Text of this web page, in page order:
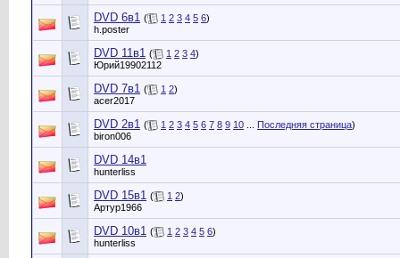
DVD 6в1 ( 1 2 3 4 5 6)
h.poster
DVD 11в1 ( 1 2 3 4)
Юрий19902112
DVD 7в1 ( 1 2)
acer2017
DVD 2в1 ( 1 2 3 4 5 6 7 8 9 10 Последняя страница)
biron006
DVD 14в1
hunterliss
DVD 15в1 ( 1 2)
Артур1966
DVD 10в1 ( 1 2 3 4 5 6)
hunterliss